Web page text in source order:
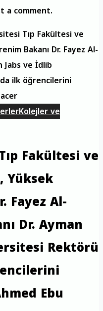
a comment.
Tıp Fakültesi ve
Bakanı Dr. Fayez Al-
Jabs ve İdlib
ilk öğrencilerini
Kolejler ve
Fakültesi ve
Yüksek
Fayez Al-
Dr. Ayman
Rektörü
Ebu